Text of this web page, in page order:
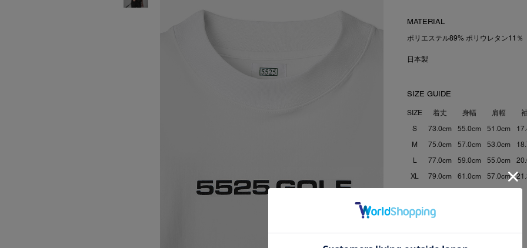
MATERIAL
ポリエステル89% ポリウレタン11％
日本製
SIZE GUIDE
SIZE 着丈 身幅 肩幅
S
73.0cm 55.0cm 51.0cm
M
75.0cm 57.0cm 53.0cm
L
77.0cm 59.0cm 55.0cm
XL
79.0cm 61.0cm 57.0cm